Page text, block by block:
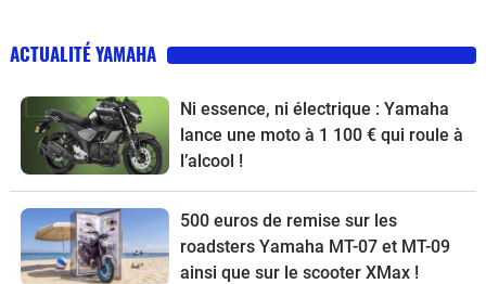
ACTUALITÉ YAMAHA
Ni essence, ni électrique : Yamaha
lance une moto à 1 100 € qui roule à
l’alcool !
500 euros de remise sur les
roadsters Yamaha MT-07 et MT-09
ainsi que sur le scooter XMax !